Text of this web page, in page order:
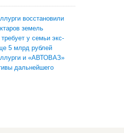
восстановили
земель
требует у семьи экс-
5 млрд рублей
и «АВТОВАЗ»
дальнейшего